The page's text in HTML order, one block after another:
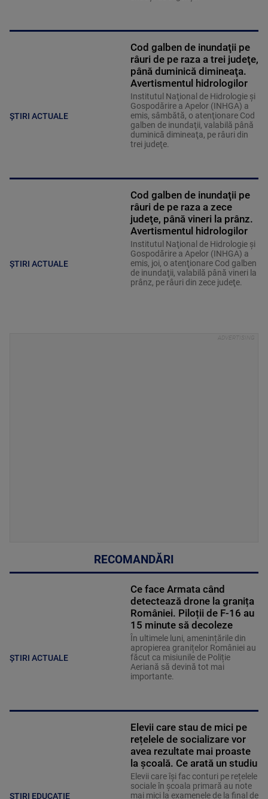
ȘTIRI ACTUALE
Cod galben de inundaţii pe
râuri de pe raza a trei judeţe,
până duminică dimineaţa.
Avertismentul hidrologilor
Institutul Naţional de Hidrologie şi
Gospodărire a Apelor (INHGA) a
emis, sâmbătă, o atenţionare Cod
galben de inundaţii, valabilă până
duminică dimineaţa, pe râuri din
trei judeţe.
ȘTIRI ACTUALE
Cod galben de inundaţii pe
râuri de pe raza a zece
judeţe, până vineri la prânz.
Avertismentul hidrologilor
Institutul Naţional de Hidrologie şi
Gospodărire a Apelor (INHGA) a
emis, joi, o atenţionare Cod galben
de inundaţii, valabilă până vineri la
prânz, pe râuri din zece judeţe.
RECOMANDĂRI
ȘTIRI ACTUALE
Ce face Armata când
detectează drone la granița
României. Piloții de F-16 au
15 minute să decoleze
În ultimele luni, amenințările din
apropierea granițelor României au
făcut ca misiunile de Poliție
Aeriană să devină tot mai
importante.
STIRI EDUCATIE
Elevii care stau de mici pe
rețelele de socializare vor
avea rezultate mai proaste
la școală. Ce arată un studiu
Elevii care îşi fac conturi pe rețelele
sociale în școala primară au note
mai mici la examenele de la final de